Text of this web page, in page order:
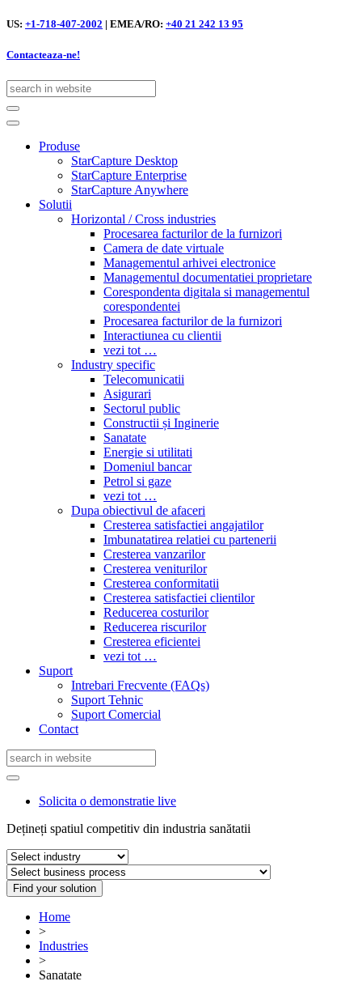
US: +1-718-407-2002 | EMEA/RO: +40 21 242 13 95
Contacteaza-ne!
Skip
contentProduse
StarCapture Desktop
StarCapture Enterprise
StarCapture Anywhere
Solutii
Horizontal / Cross industries
Procesarea facturilor de la furnizori
Camera de date virtuale
Managementul arhivei electronice
Managementul documentatiei proprietare
Corespondenta digitala si managementul
corespondentei
Procesarea facturilor de la furnizori
Interactiunea cu clientii
vezi tot …
Industry specific
Telecomunicatii
Asigurari
Sectorul public
Constructii și Inginerie
Sanatate
Energie si utilitati
Domeniul bancar
Petrol si gaze
vezi tot …
Dupa obiectivul de afaceri
Cresterea satisfactiei angajatilor
Imbunatatirea relatiei cu partenerii
Cresterea vanzarilor
Cresterea veniturilor
Cresterea conformitatii
Cresterea satisfactiei clientilor
Reducerea costurilor
Reducerea riscurilor
Cresterea eficientei
vezi tot …
Suport
Intrebari Frecvente (FAQs)
Suport Tehnic
Suport Comercial
Contact
Solicita o demonstratie live
Dețineți spatiul competitiv din industria sanătatii
Find your solution
Home
>
Industries
>
Sanatate